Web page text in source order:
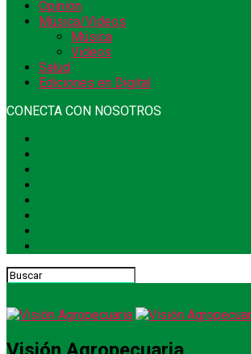
Opinión
Música/Videos
Música
Videos
Salud
Ediciones en Digital
CONECTA CON NOSOTROS